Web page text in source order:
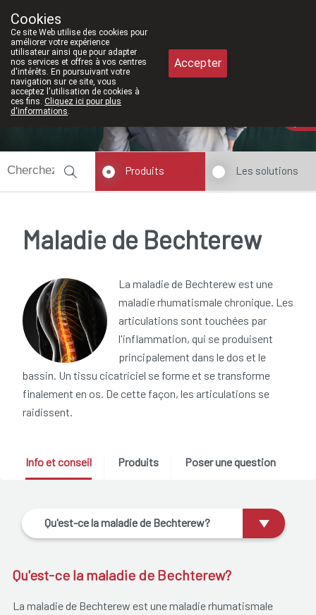
011/610300
Aujourd'hui A présent
Produits Les solutions
Maladie de Bechterew
La maladie de Bechterew est une
maladie rhumatismale chronique. Les
articulations sont touchées par
l'inflammation, qui se produisent
principalement dans le dos et le
bassin. Un tissu cicatriciel se forme et se transforme
finalement en os. De cette façon, les articulations se
raidissent.
Info et conseil Produits Poser une question
Qu'est-ce la maladie de Bechterew?
Qu'est-ce la maladie de Bechterew?
La maladie de Bechterew est une maladie rhumatismale
Cookies
Ce site Web utilise des cookies pour
améliorer votre expérience
utilisateur ainsi que pour adapter
nos services et offres à vos centres
d'intérêts. En poursuivant votre
navigation sur ce site, vous
acceptez l'utilisation de cookies à
ces fins. Cliquez ici pour plus
d'informations.
Accepter